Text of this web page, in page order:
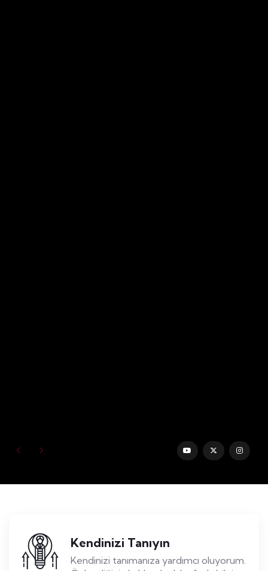
Kendinizi Tanıyın
Kendinizi tanımanıza yardımcı oluyorum.